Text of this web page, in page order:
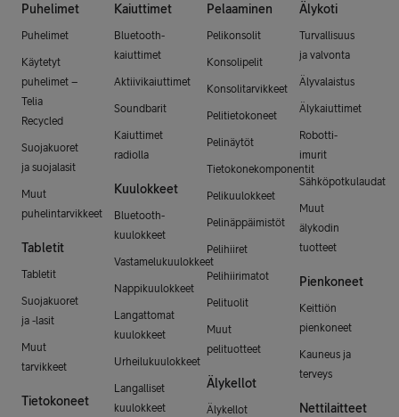
Puhelimet
Puhelimet
Käytetyt
puhelimet –
Telia
Recycled
Suojakuoret
ja suojalasit
Muut
puhelintarvikkeet
Tabletit
Tabletit
Suojakuoret
ja -lasit
Muut
tarvikkeet
Tietokoneet
Kaiuttimet
Bluetooth-
kaiuttimet
Aktiivikaiuttimet
Soundbarit
Kaiuttimet
radiolla
Kuulokkeet
Bluetooth-
kuulokkeet
Vastamelukuulokkeet
Nappikuulokkeet
Langattomat
kuulokkeet
Urheilukuulokkeet
Langalliset
kuulokkeet
Pelaaminen
Pelikonsolit
Konsolipelit
Konsolitarvikkeet
Pelitietokoneet
Pelinäytöt
Tietokonekomponentit
Pelikuulokkeet
Pelinäppäimistöt
Pelihiiret
Pelihiirimatot
Pelituolit
Muut
pelituotteet
Älykellot
Älykellot
Älykoti
Turvallisuus
ja valvonta
Älyvalaistus
Älykaiuttimet
Robotti-
imurit
Sähköpotkulaudat
Muut
älykodin
tuotteet
Pienkoneet
Keittiön
pienkoneet
Kauneus ja
terveys
Nettilaitteet